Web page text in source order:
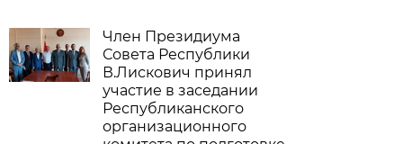
Член Президиума
Совета Республики
В.Лискович принял
участие в заседании
Республиканского
организационного